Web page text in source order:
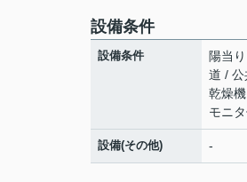
設備条件
設備条件
陽当
道 / 公
乾燥
モニ
設備(その他) -